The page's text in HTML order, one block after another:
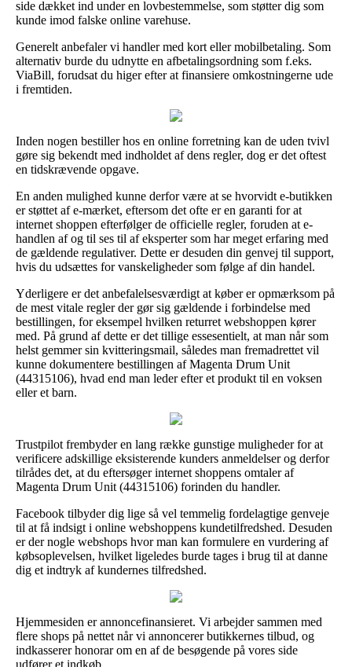
side dækket ind under en lovbestemmelse, som støtter dig som
kunde imod falske online varehuse.
Generelt anbefaler vi handler med kort eller mobilbetaling. Som
alternativ burde du udnytte en afbetalingsordning som f.eks.
ViaBill, forudsat du higer efter at finansiere omkostningerne ude
i fremtiden.
Inden nogen bestiller hos en online forretning kan de uden tvivl
gøre sig bekendt med indholdet af dens regler, dog er det oftest
en tidskrævende opgave.
En anden mulighed kunne derfor være at se hvorvidt e-butikken
er støttet af e-mærket, eftersom det ofte er en garanti for at
internet shoppen efterfølger de officielle regler, foruden at e-
handlen af og til ses til af eksperter som har meget erfaring med
de gældende regulativer. Dette er desuden din genvej til support,
hvis du udsættes for vanskeligheder som følge af din handel.
Yderligere er det anbefalelsesværdigt at køber er opmærksom på
de mest vitale regler der gør sig gældende i forbindelse med
bestillingen, for eksempel hvilken returret webshoppen kører
med. På grund af dette er det tillige essesentielt, at man når som
helst gemmer sin kvitteringsmail, således man fremadrettet vil
kunne dokumentere bestillingen af Magenta Drum Unit
(44315106), hvad end man leder efter et produkt til en voksen
eller et barn.
Trustpilot frembyder en lang række gunstige muligheder for at
verificere adskillige eksisterende kunders anmeldelser og derfor
tilrådes det, at du eftersøger internet shoppens omtaler af
Magenta Drum Unit (44315106) forinden du handler.
Facebook tilbyder dig lige så vel temmelig fordelagtige genveje
til at få indsigt i online webshoppens kundetilfredshed. Desuden
er der nogle webshops hvor man kan formulere en vurdering af
købsoplevelsen, hvilket ligeledes burde tages i brug til at danne
dig et indtryk af kundernes tilfredshed.
Hjemmesiden er annoncefinansieret. Vi arbejder sammen med
flere shops på nettet når vi annoncerer butikkernes tilbud, og
indkasserer honorar om en af de besøgende på vores side
udfører et indkøb.